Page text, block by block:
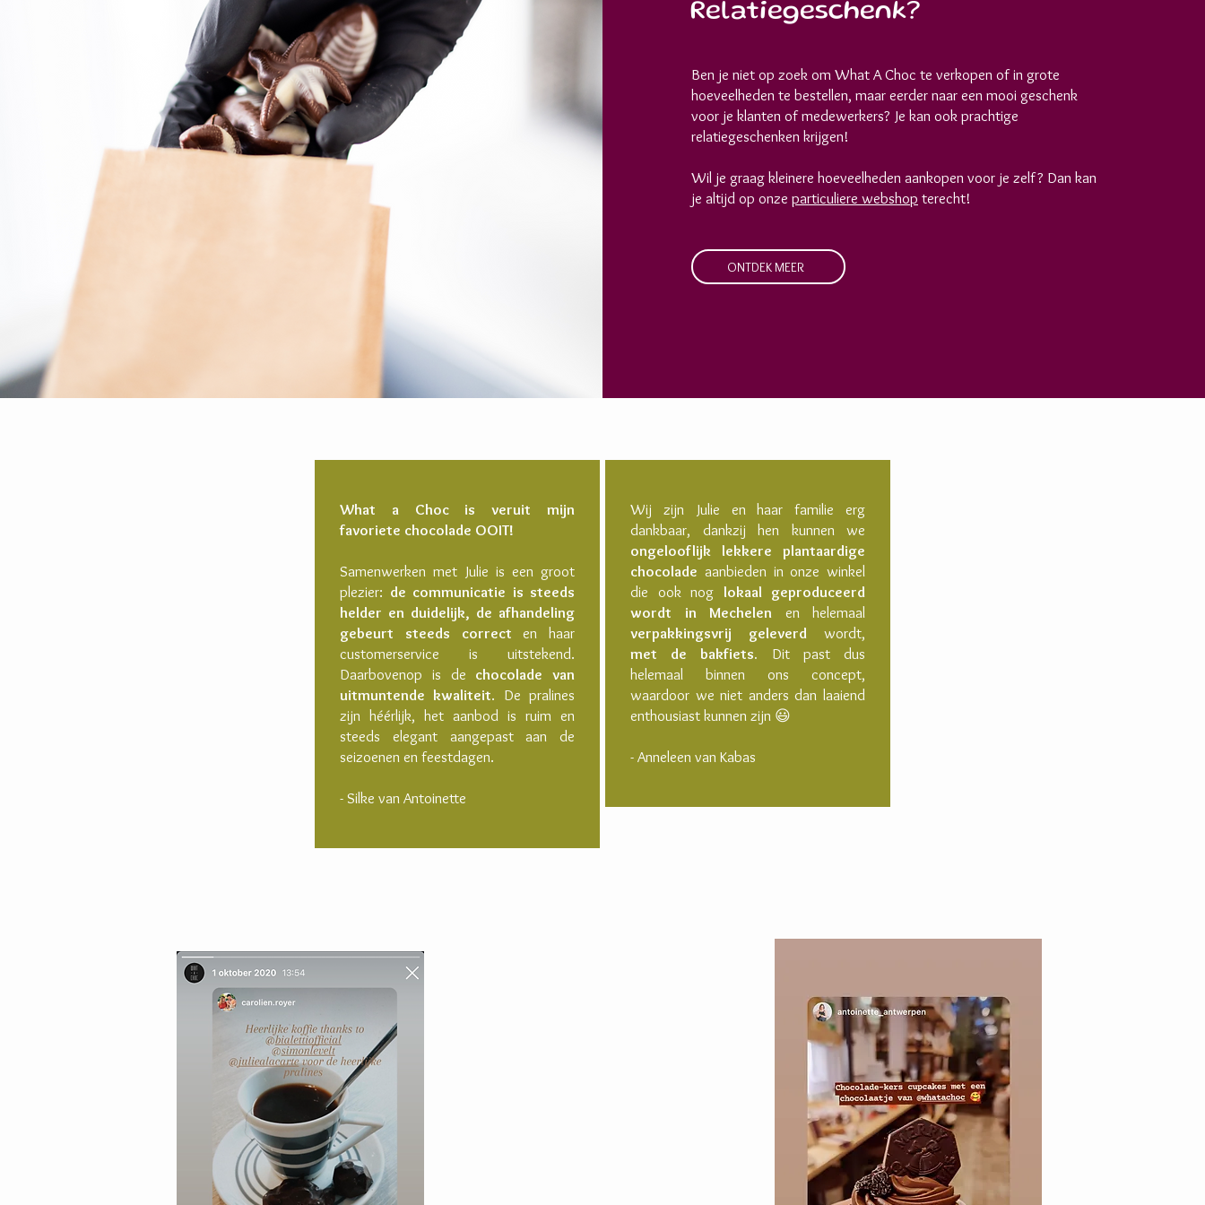
Relatiegeschenk?
Ben je niet op zoek om What A Choc te verkopen of in grote
hoeveelheden te bestellen, maar eerder naar een mooi geschenk
voor je klanten of medewerkers? Je kan ook prachtige
relatiegeschenken krijgen!
Wil je graag kleinere hoeveelheden aankopen voor je zelf? Dan kan
je altijd op onze particuliere webshop terecht!
ONTDEK MEER
What a Choc is veruit mijn
favoriete chocolade OOIT!
Samenwerken met Julie is een groot
plezier: de communicatie is steeds
helder en duidelijk, de afhandeling
gebeurt steeds correct en haar
customerservice is uitstekend.
Daarbovenop is de chocolade van
uitmuntende kwaliteit. De pralines
zijn héérlijk, het aanbod is ruim en
steeds elegant aangepast aan de
seizoenen en feestdagen.
- Silke van Antoinette
Wij zijn Julie en haar familie erg
dankbaar, dankzij hen kunnen we
ongelooflijk lekkere plantaardige
chocolade aanbieden in onze winkel
die ook nog lokaal geproduceerd
wordt in Mechelen en helemaal
verpakkingsvrij geleverd wordt,
met de bakfiets. Dit past dus
helemaal binnen ons concept,
waardoor we niet anders dan laaiend
enthousiast kunnen zijn 😃
- Anneleen van Kabas